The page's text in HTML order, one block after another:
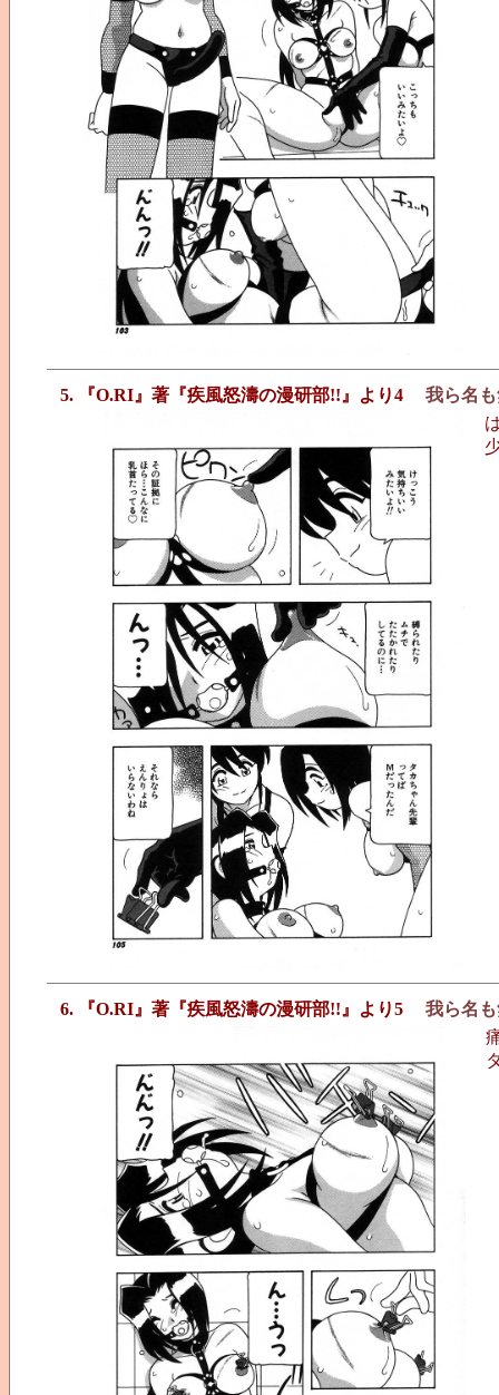
5. 『O.RI』著『疾風怒濤の漫研部!!』より4
我ら名
6. 『O.RI』著『疾風怒濤の漫研部!!』より5
我ら名